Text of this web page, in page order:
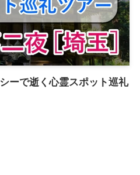
ーで逝く心霊スポット巡礼